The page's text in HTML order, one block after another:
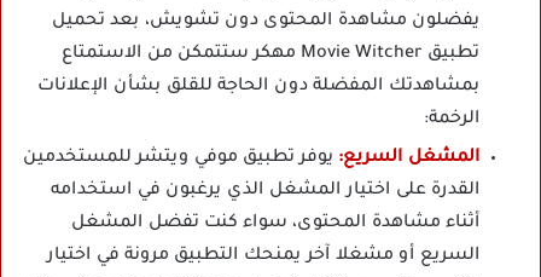
يفضلون مشاهدة المحتوى دون تشويش، بعد تحميل
تطبيق Movie Witcher مهكر ستتمكن من الاستمتاع
بمشاهدتك المفضلة دون الحاجة للقلق بشأن الإعلانات
الرخمة:
المشغل السريع: يوفر تطبيق موفي ويتشر للمستخدمين
القدرة على اختيار المشغل الذي يرغبون في استخدامه
أثناء مشاهدة المحتوى، سواء كنت تفضل المشغل
السريع أو مشغلا آخر يمنحك التطبيق مرونة في اختيار